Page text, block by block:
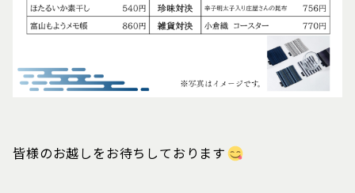
皆様のお越しをお待ちしております